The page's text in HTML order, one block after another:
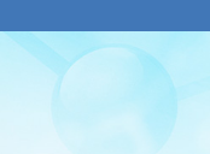
介
绍